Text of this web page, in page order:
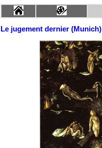
Le jugement dernier (Munich)